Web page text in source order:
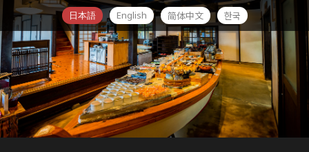
日本語 English 简体中文 한국